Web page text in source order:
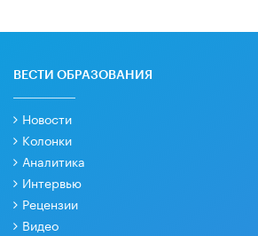
ВЕСТИ ОБРАЗОВАНИЯ
Новости
Колонки
Аналитика
Интервью
Рецензии
Видео